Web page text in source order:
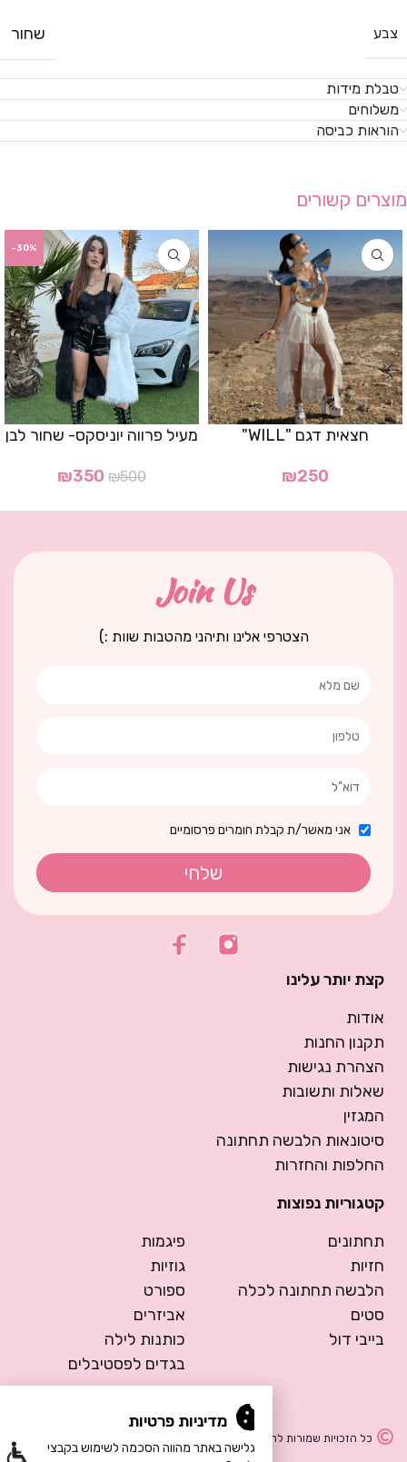
צבע שחור
טבלת מידות
משלוחים
הוראות כביסה
מוצרים קשורים
חצאית דגם "WILL"
₪250
-30%
מעיל פרווה יוניסקס- שחור לבן
₪500
₪350
Join Us
הצטרפי אלינו ותיהני מהטבות שוות :)
אני מאשר/ת קבלת חומרים פרסומיים
שלחי
קצת יותר עלינו
אודות
תקנון החנות
הצהרת נגישות
שאלות ותשובות
המגזין
סיטונאות הלבשה תחתונה
החלפות והחזרות
קטגוריות נפוצות
תחתונים
חזיות
הלבשה תחתונה לכלה
סטים
בייבי דול
פיגמות
גוזיות
ספורט
אביזרים
כותנות לילה
בגדים לפסטיבלים
כל הזכויות שמורות להרמוסה – הלבשה תחתונה
מדיניות פרטיות
הגלישה באתר מהווה הסכמה לשימוש בקבצי